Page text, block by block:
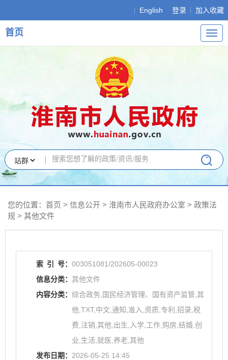
English 登录 加入收藏
导
航
首页
您的位置： 首页 > 信息公开 > 淮南市人民政府办公室 > 政策法
规 > 其他文件
索 引 号： 003051081/202605-00023
信息分类： 其他文件
内容分类： 综合政务,国民经济管理、国有资产监管,其
他,TXT,中文,通知,准入,资质,专利,招录,税
费,注销,其他,出生,入学,工作,购房,结婚,创
业,生活,就医,养老,其他
发布日期： 2026-05-25 14:45